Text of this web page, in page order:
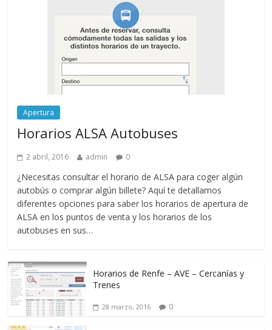
Apertura
Horarios ALSA Autobuses
2 abril, 2016 admin 0
¿Necesitas consultar el horario de ALSA para coger algún
autobús o comprar algún billete? Aquí te detallamos
diferentes opciones para saber los horarios de apertura de
ALSA en los puntos de venta y los horarios de los
autobuses en sus…
Horarios de Renfe – AVE – Cercanías y
Trenes
28 marzo, 2016 0